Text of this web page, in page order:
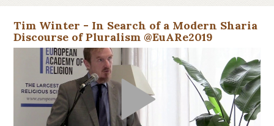
Tim Winter - In Search of a Modern Sharia
Discourse of Pluralism @EuARe2019